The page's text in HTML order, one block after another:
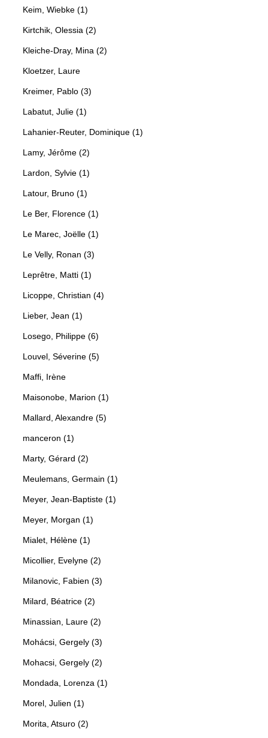
Keim, Wiebke (1)
Kirtchik, Olessia (2)
Kleiche-Dray, Mina (2)
Kloetzer, Laure
Kreimer, Pablo (3)
Labatut, Julie (1)
Lahanier-Reuter, Dominique (1)
Lamy, Jérôme (2)
Lardon, Sylvie (1)
Latour, Bruno (1)
Le Ber, Florence (1)
Le Marec, Joëlle (1)
Le Velly, Ronan (3)
Leprêtre, Matti (1)
Licoppe, Christian (4)
Lieber, Jean (1)
Losego, Philippe (6)
Louvel, Séverine (5)
Maffi, Irène
Maisonobe, Marion (1)
Mallard, Alexandre (5)
manceron (1)
Marty, Gérard (2)
Meulemans, Germain (1)
Meyer, Jean-Baptiste (1)
Meyer, Morgan (1)
Mialet, Hélène (1)
Micollier, Evelyne (2)
Milanovic, Fabien (3)
Milard, Béatrice (2)
Minassian, Laure (2)
Mohácsi, Gergely (3)
Mohacsi, Gergely (2)
Mondada, Lorenza (1)
Morel, Julien (1)
Morita, Atsuro (2)